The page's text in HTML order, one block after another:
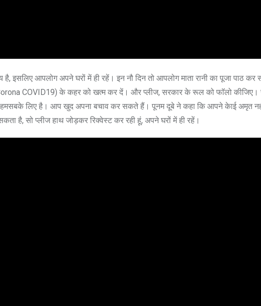
इसलिए आपलोग अपने घरों में ही रहें। इन नौ दिन तो आपलोग माता रानी का पूजा पाठ
(Corona COVID19) के कहर को खत्म कर दें। और प्लीज, सरकार के रूल को फाॅलो
लिए है। आप खुद अपना बचाव कर सकते हैं। पूनम दूबे ने कहा कि आपने केाई अमृत
है, सो प्लीज हाथ जोड़कर रिक्वेस्ट कर रही हूं, अपने घरों में ही रहें।